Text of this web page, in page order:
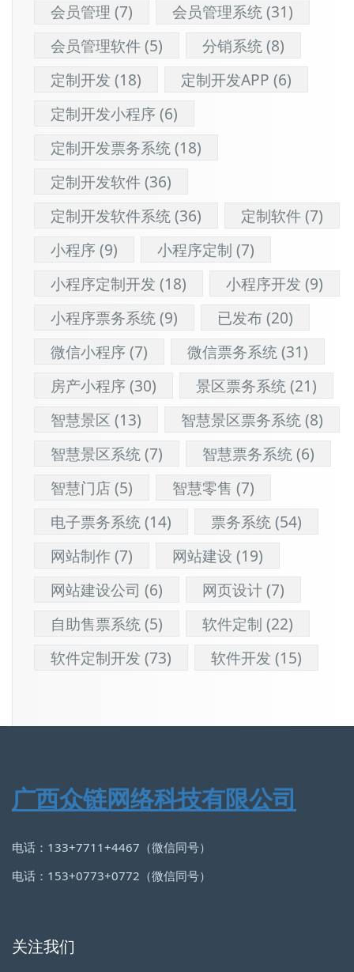
会员管理 (7) 会员管理系统(31)
会员管理软件(5) 分销系统(8)
定制开发 (18) 定制开发APP (6)
定制开发小程序(6)
定制开发票务系统(18)
定制开发软件(36)
定制开发软件系统(36) 定制软件(7)
小程序(9) 小程序定制 (7)
小程序定制开发 (18) 小程序开发 (9)
小程序票务系统(9) 已发布(20)
微信小程序(7) 微信票务系统(31)
房产小程序(30) 景区票务系统(21)
智慧景区(13) 智慧景区票务系统(8)
智慧景区系统(7) 智慧票务系统(6)
智慧门店(5) 智慧零售 (7)
电子票务系统(14) 票务系统(54)
网站制作(7) 网站建设 (19)
网站建设公司 (6) 网页设计(7)
自助售票系统(5) 软件定制 (22)
软件定制开发 (73) 软件开发 (15)
广西众链网络科技有限公司
电话：133+7711+4467（微信同号）
电话：153+0773+0772（微信同号）
关注我们